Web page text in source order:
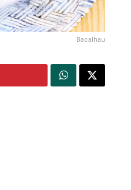
Bacalhau